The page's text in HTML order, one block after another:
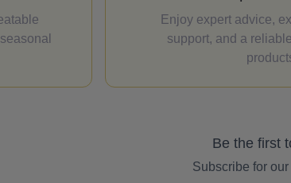
Enjoy expert advice,
support, and a
Be the first
Subscribe for